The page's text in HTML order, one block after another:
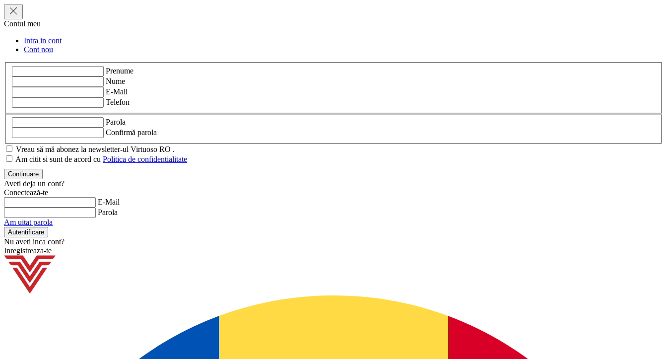
Contul meu
Intra in cont
Cont nou
Prenume
Nume
E-Mail
Telefon
Parola
Confirmă parola
Vreau să mă abonez la newsletter-ul Virtuoso RO .
Am citit si sunt de acord cu Politica de confidentialitate
Aveti deja un cont?
Conectează-te
E-Mail
Parola
Am uitat parola
Nu aveti inca cont?
Inregistreaza-te